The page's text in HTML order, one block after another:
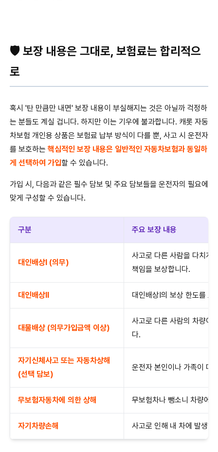
🛡️ 보장 내용은 그대로, 보험료는 합리적으
로
혹시 '탄 만큼만 내면' 보장 내용이 부실해지는 것은 아닐까 걱정하
는 분들도 계실 겁니다. 하지만 이는 기우에 불과합니다. 캐롯 자동
차보험 개인용 상품은 보험료 납부 방식이 다를 뿐, 사고 시 운전자
를 보호하는 핵심적인 보장 내용은 일반적인 자동차보험과 동일하
게 선택하여 가입할 수 있습니다.
가입 시, 다음과 같은 필수 담보 및 주요 담보들을 운전자의 필요에
맞게 구성할 수 있습니다.
구분 주요 보장 내용
대인배상Ⅰ (의무)
사고로 다른 사람을 다치게
책임을 보상합니다.
대인배상Ⅱ 대인배상Ⅰ의 보상 한도를
대물배상 (의무가입금액 이상)
사고로 다른 사람의 차량이
다.
자기신체사고 또는 자동차상해
(선택 담보)
운전자 본인이나 가족이 다
무보험자동차에 의한 상해 무보험차나 뺑소니 차량에
자기차량손해 사고로 인해 내 차에 발생